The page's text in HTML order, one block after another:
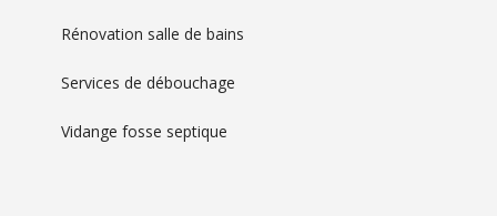
Rénovation salle de bains
Services de débouchage
Vidange fosse septique